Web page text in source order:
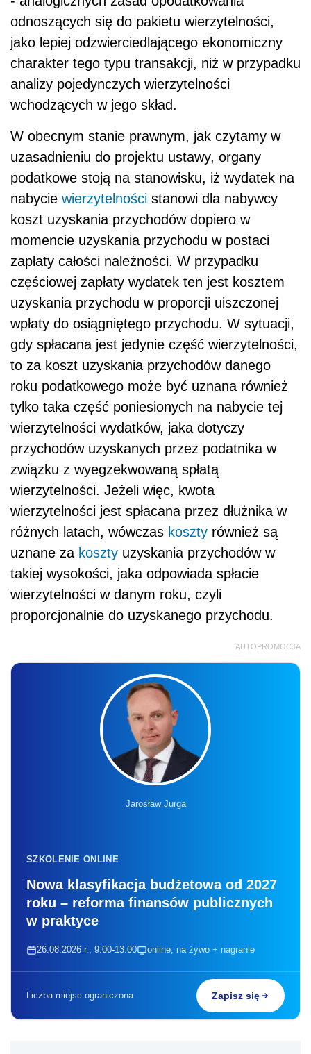
odnoszących się do pakietu wierzytelności,
jako lepiej odzwierciedlającego ekonomiczny
charakter tego typu transakcji, niż w przypadku
analizy pojedynczych wierzytelności
wchodzących w jego skład.
W obecnym stanie prawnym, jak czytamy w
uzasadnieniu do projektu ustawy, organy
podatkowe stoją na stanowisku, iż wydatek na
nabycie wierzytelności stanowi dla nabywcy
koszt uzyskania przychodów dopiero w
momencie uzyskania przychodu w postaci
zapłaty całości należności. W przypadku
częściowej zapłaty wydatek ten jest kosztem
uzyskania przychodu w proporcji uiszczonej
wpłaty do osiągniętego przychodu. W sytuacji,
gdy spłacana jest jedynie część wierzytelności,
to za koszt uzyskania przychodów danego
roku podatkowego może być uznana również
tylko taka część poniesionych na nabycie tej
wierzytelności wydatków, jaka dotyczy
przychodów uzyskanych przez podatnika w
związku z wyegzekwowaną spłatą
wierzytelności. Jeżeli więc, kwota
wierzytelności jest spłacana przez dłużnika w
różnych latach, wówczas koszty również są
uznane za koszty uzyskania przychodów w
takiej wysokości, jaka odpowiada spłacie
wierzytelności w danym roku, czyli
proporcjonalnie do uzyskanego przychodu.
AUTOPROMOCJA
Jarosław Jurga
SZKOLENIE ONLINE
Nowa klasyfikacja budżetowa od 2027
roku – reforma finansów publicznych
w praktyce
26.08.2026 r., 9:00-13:00 online, na żywo + nagranie
Liczba miejsc ograniczona Zapisz się